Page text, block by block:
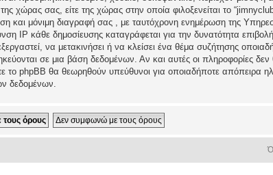
χώρας σας, είτε της χώρας στην οποία φιλοξενείται το
και μόνιμη διαγραφή σας , με ταυτόχρονη ενημέρωση της
IP κάθε δημοσίευσης καταγράφεται για την δυνατότητα
να μετακινήσει ή να κλείσει ένα θέμα συζήτησης
σε μια βάση δεδομένων. Αν και αυτές οι πληροφορίες
το phpBB θα θεωρηθούν υπεύθυνοι για οποιαδήποτε απόπειρα
δεδομένων.